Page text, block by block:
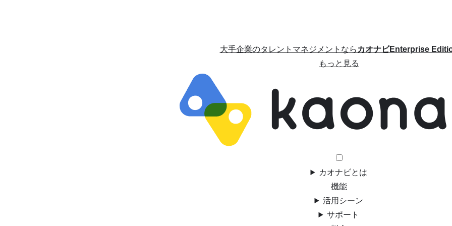
大手企業のタレントマネジメントならカオナビEnterprise
もっと見る
カオナビとは
機能
活用シーン
サポート